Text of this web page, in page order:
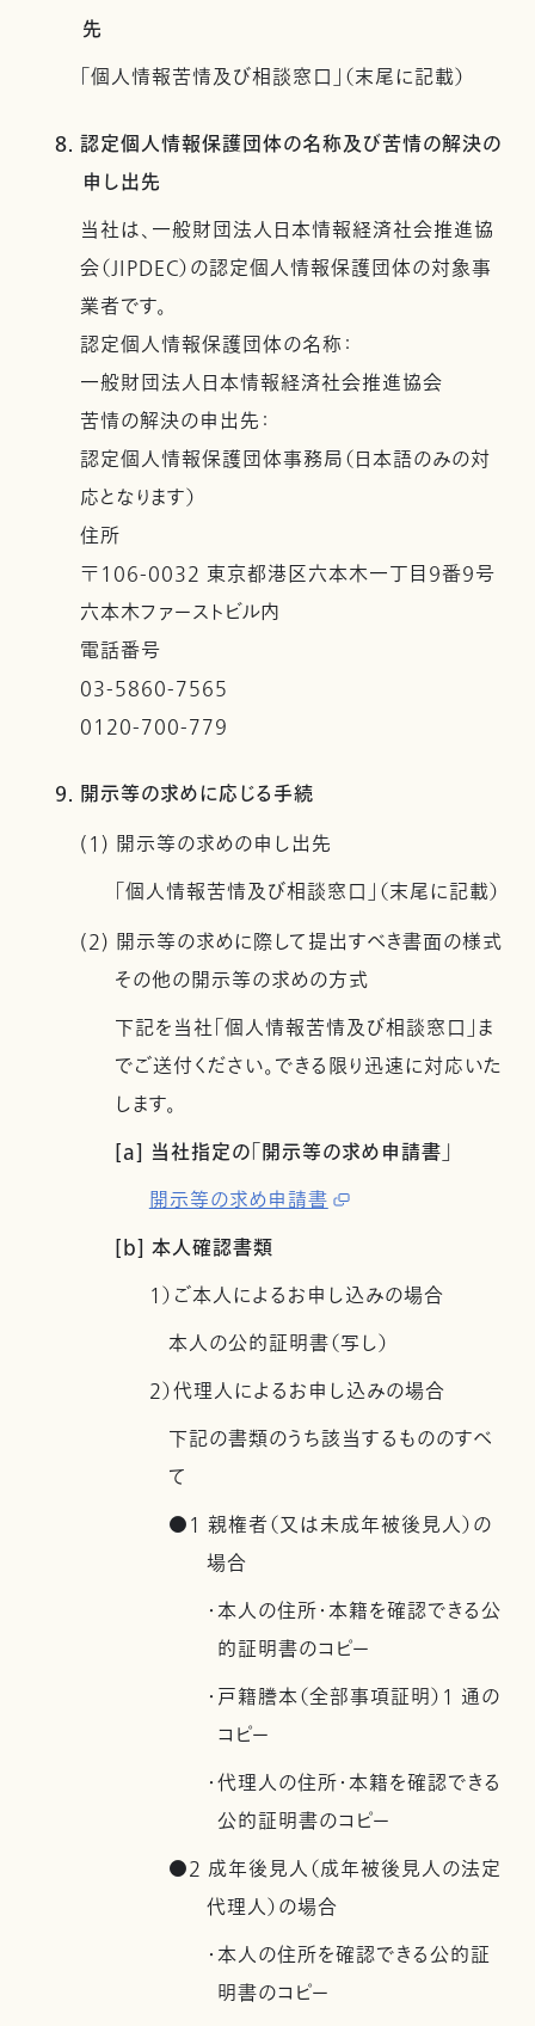
先
「個人情報苦情及び相談窓口」（末尾に記載）
8. 認定個人情報保護団体の名称及び苦情の解決の
申し出先
当社は、一般財団法人日本情報経済社会推進協
会（JIPDEC）の認定個人情報保護団体の対象事
業者です。
認定個人情報保護団体の名称：
一般財団法人日本情報経済社会推進協会
苦情の解決の申出先：
認定個人情報保護団体事務局（日本語のみの対
応となります）
住所
〒106-0032 東京都港区六本木一丁目９番９号
六本木ファーストビル内
電話番号
03-5860-7565
0120-700-779
9. 開示等の求めに応じる手続
(1) 開示等の求めの申し出先
「個人情報苦情及び相談窓口」（末尾に記載）
(2) 開示等の求めに際して提出すべき書面の様式
その他の開示等の求めの方式
下記を当社「個人情報苦情及び相談窓口」ま
でご送付ください。できる限り迅速に対応いた
します。
[a] 当社指定の「開示等の求め申請書」
開示等の求め申請書
[b] 本人確認書類
1）ご本人によるお申し込みの場合
本人の公的証明書（写し）
2）代理人によるお申し込みの場合
下記の書類のうち該当するもののすべ
て
●1 親権者（又は未成年被後見人）の
場合
・本人の住所・本籍を確認できる公
的証明書のコピー
・戸籍謄本（全部事項証明）1 通の
コピー
・代理人の住所・本籍を確認できる
公的証明書のコピー
●2 成年後見人（成年被後見人の法定
代理人）の場合
・本人の住所を確認できる公的証
明書のコピー